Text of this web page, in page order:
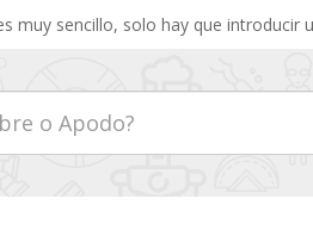
muy sencillo, solo hay que